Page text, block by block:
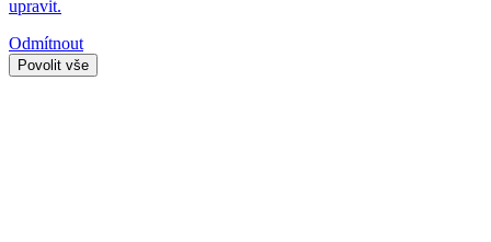
upravit.
Odmítnout
Povolit vše